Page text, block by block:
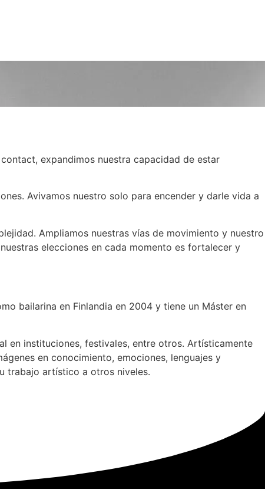
expandimos nuestra capacidad de estar
Avivamos nuestro solo para encender y darle vida a
Ampliamos nuestras vías de movimiento y nuestro
elecciones en cada momento es fortalecer y
bailarina en Finlandia en 2004 y tiene un Máster en
en instituciones, festivales, entre otros. Artísticamente
en conocimiento, emociones, lenguajes y
trabajo artístico a otros niveles.